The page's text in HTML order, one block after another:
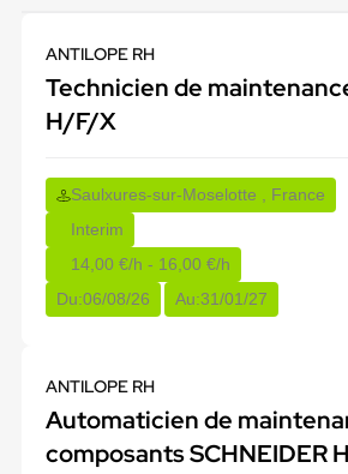
ANTILOPE RH
Technicien de
H/F/X
Saulxures-sur-Moselotte , France
Interim
14,00 €/h - 16,00 €/h
Du:06/08/26 Au:31/01/27
ANTILOPE RH
Automaticien de
composants SCHNEIDER